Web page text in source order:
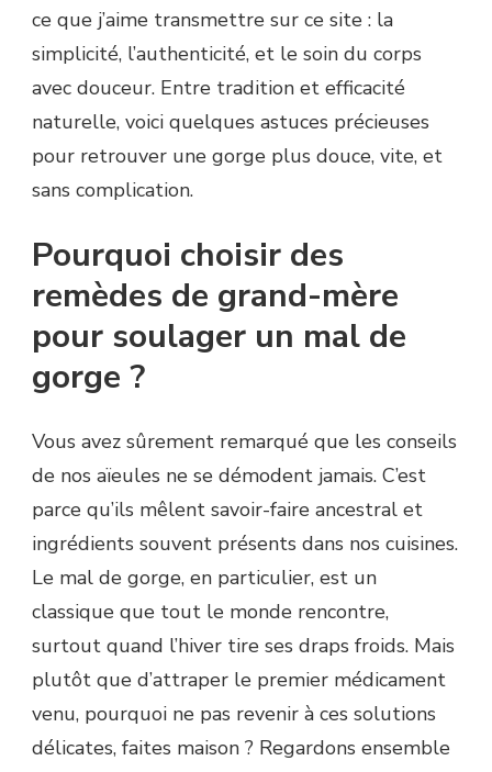
ce que j’aime transmettre sur ce site : la
simplicité, l’authenticité, et le soin du corps
avec douceur. Entre tradition et efficacité
naturelle, voici quelques astuces précieuses
pour retrouver une gorge plus douce, vite, et
sans complication.
Pourquoi choisir des
remèdes de grand-mère
pour soulager un mal de
gorge ?
Vous avez sûrement remarqué que les conseils
de nos aïeules ne se démodent jamais. C’est
parce qu’ils mêlent savoir-faire ancestral et
ingrédients souvent présents dans nos cuisines.
Le mal de gorge, en particulier, est un
classique que tout le monde rencontre,
surtout quand l’hiver tire ses draps froids. Mais
plutôt que d’attraper le premier médicament
venu, pourquoi ne pas revenir à ces solutions
délicates, faites maison ? Regardons ensemble